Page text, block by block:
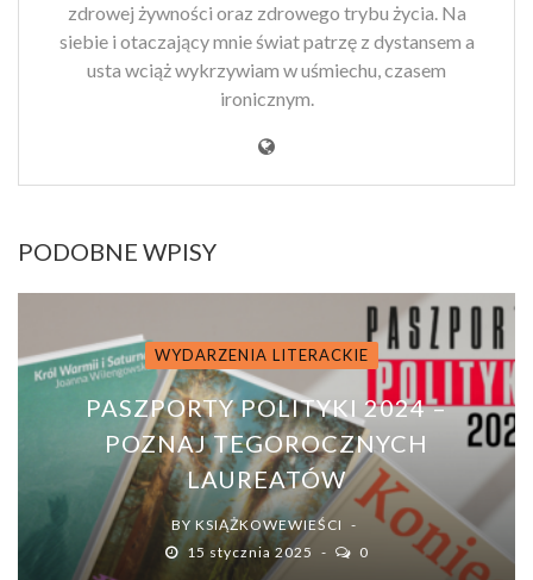
zdrowej żywności oraz zdrowego trybu życia. Na
siebie i otaczający mnie świat patrzę z dystansem a
usta wciąż wykrzywiam w uśmiechu, czasem
ironicznym.
PODOBNE WPISY
WYDARZENIA LITERACKIE
PASZPORTY POLITYKI 2024 –
POZNAJ TEGOROCZNYCH
LAUREATÓW
BY KSIĄŻKOWEWIEŚCI
15 stycznia 2025
0